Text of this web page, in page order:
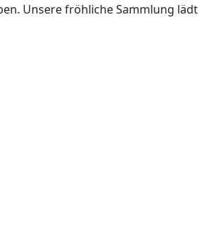
Unsere fröhliche Sammlung lädt